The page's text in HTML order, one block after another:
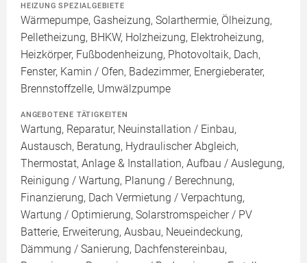
HEIZUNG SPEZIALGEBIETE
Wärmepumpe, Gasheizung, Solarthermie, Ölheizung,
Pelletheizung, BHKW, Holzheizung, Elektroheizung,
Heizkörper, Fußbodenheizung, Photovoltaik, Dach,
Fenster, Kamin / Ofen, Badezimmer, Energieberater,
Brennstoffzelle, Umwälzpumpe
ANGEBOTENE TÄTIGKEITEN
Wartung, Reparatur, Neuinstallation / Einbau,
Austausch, Beratung, Hydraulischer Abgleich,
Thermostat, Anlage & Installation, Aufbau / Auslegung,
Reinigung / Wartung, Planung / Berechnung,
Finanzierung, Dach Vermietung / Verpachtung,
Wartung / Optimierung, Solarstromspeicher / PV
Batterie, Erweiterung, Ausbau, Neueindeckung,
Dämmung / Sanierung, Dachfenstereinbau,